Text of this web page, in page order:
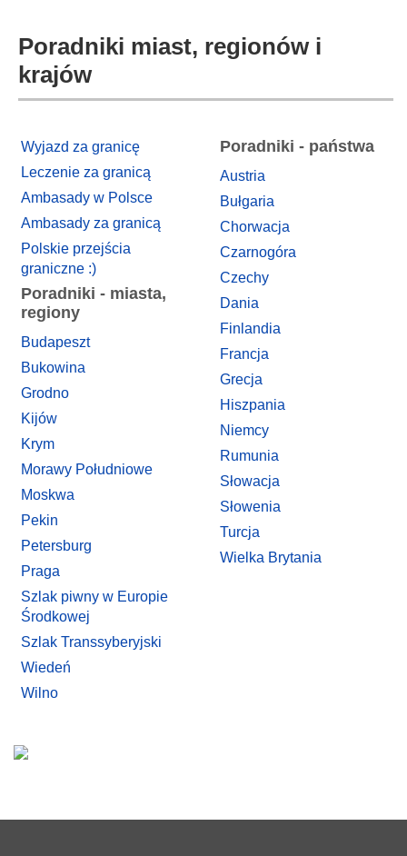
Poradniki miast, regionów i
krajów
Wyjazd za granicę
Leczenie za granicą
Ambasady w Polsce
Ambasady za granicą
Polskie przejścia
graniczne :)
Poradniki - miasta,
regiony
Budapeszt
Bukowina
Grodno
Kijów
Krym
Morawy Południowe
Moskwa
Pekin
Petersburg
Praga
Szlak piwny w Europie
Środkowej
Szlak Transsyberyjski
Wiedeń
Wilno
Poradniki - państwa
Austria
Bułgaria
Chorwacja
Czarnogóra
Czechy
Dania
Finlandia
Francja
Grecja
Hiszpania
Niemcy
Rumunia
Słowacja
Słowenia
Turcja
Wielka Brytania